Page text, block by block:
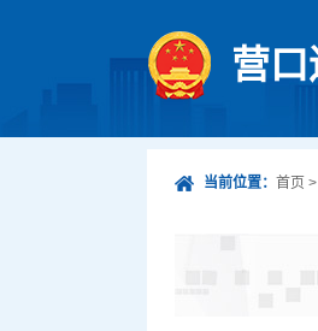
营
当前位置： 首页 >